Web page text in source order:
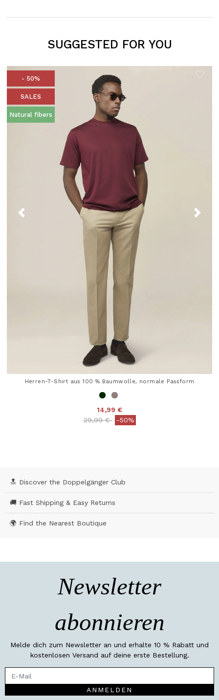
SUGGESTED FOR YOU
- 50%
SALES
Natural fibers
Herren-T-Shirt aus 100 % Baumwolle, normale Passform
14,99 €
Price reduced from
29,99 €to-50%
🔝 Discover the Doppelgänger Club
🚚 Fast Shipping & Easy Returns
🌍 Find the Nearest Boutique
Newsletter
abonnieren
Melde dich zum Newsletter an und erhalte 10 % Rabatt und
kostenlosen Versand auf deine erste Bestellung.
ANMELDEN